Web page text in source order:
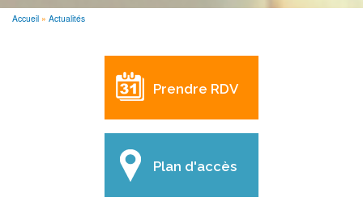
Accueil Actualités
Prendre RDV
Plan d'accès